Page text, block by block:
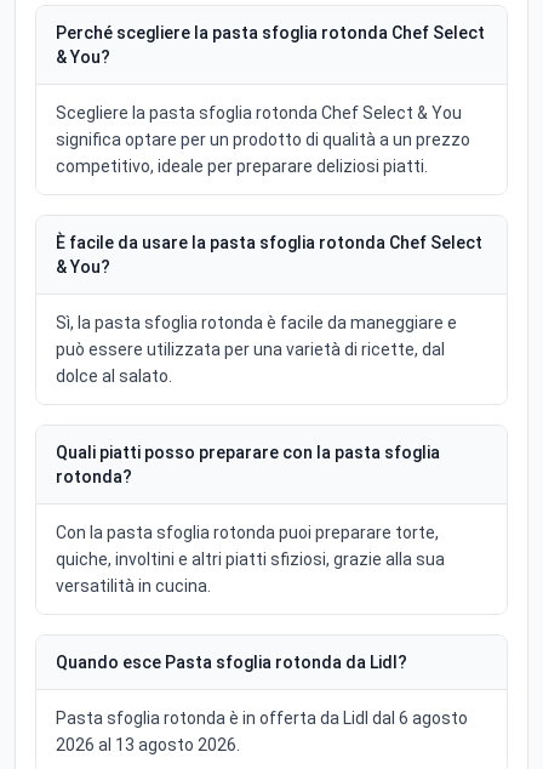
Perché scegliere la pasta sfoglia rotonda Chef Select
& You?
Scegliere la pasta sfoglia rotonda Chef Select & You
significa optare per un prodotto di qualità a un prezzo
competitivo, ideale per preparare deliziosi piatti.
È facile da usare la pasta sfoglia rotonda Chef Select
& You?
Sì, la pasta sfoglia rotonda è facile da maneggiare e
può essere utilizzata per una varietà di ricette, dal
dolce al salato.
Quali piatti posso preparare con la pasta sfoglia
rotonda?
Con la pasta sfoglia rotonda puoi preparare torte,
quiche, involtini e altri piatti sfiziosi, grazie alla sua
versatilità in cucina.
Quando esce Pasta sfoglia rotonda da Lidl?
Pasta sfoglia rotonda è in offerta da Lidl dal 6 agosto
2026 al 13 agosto 2026.